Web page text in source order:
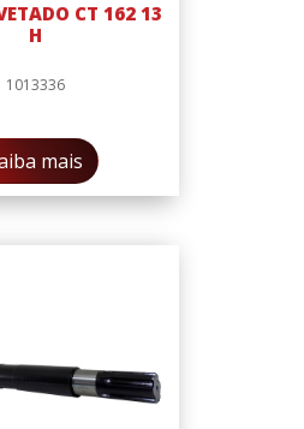
CT 162 13
H
1013336
mais